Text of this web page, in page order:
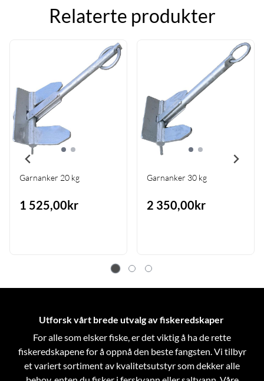
Relaterte produkter
Garnanker 20 kg
1 525,00kr
Garnanker 30 kg
2 350,00kr
Utforsk vårt brede utvalg av fiskeredskaper
For alle som elsker fiske, er det viktig å ha de rette
fiskeredskapene for å oppnå den beste fangsten. Vi tilbyr
et variert sortiment av kvalitetsutstyr som dekker alle